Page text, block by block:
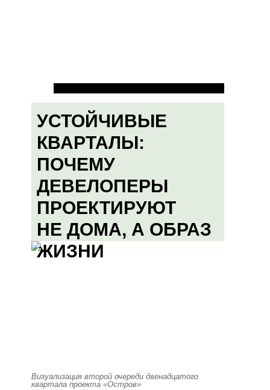
УСТОЙЧИВЫЕ
КВАРТАЛЫ:
ПОЧЕМУ
ДЕВЕЛОПЕРЫ
ПРОЕКТИРУЮТ
НЕ ДОМА, А ОБРАЗ
ЖИЗНИ
Визуализация второй очереди двенадцатого
квартала проекта «Остров»